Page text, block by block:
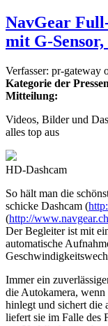
NavGear
mit G-
Verfasser: pr-gateway
Kategorie der
Mitteilung:
Videos, Bilder und
alles top aus
HD-Dashcam
So hält man die
schicke Dashcam (
(http://www.navgear.ch
Der Begleiter ist mit
automatische
Immer ein
die Autokamera,
hinlegt und sichert die
liefert sie im Falle des